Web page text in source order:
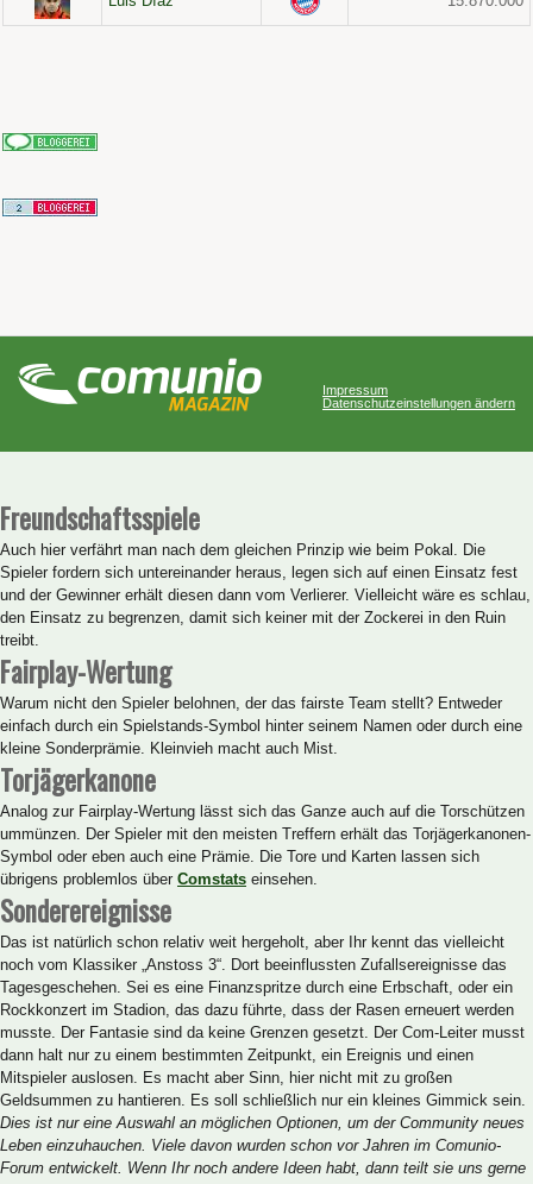
Impressum
Datenschutzeinstellungen ändern
Freundschaftsspiele
Auch hier verfährt man nach dem gleichen Prinzip wie beim Pokal. Die
Spieler fordern sich untereinander heraus, legen sich auf einen Einsatz fest
und der Gewinner erhält diesen dann vom Verlierer. Vielleicht wäre es schlau,
den Einsatz zu begrenzen, damit sich keiner mit der Zockerei in den Ruin
treibt.
Fairplay-Wertung
Warum nicht den Spieler belohnen, der das fairste Team stellt? Entweder
einfach durch ein Spielstands-Symbol hinter seinem Namen oder durch eine
kleine Sonderprämie. Kleinvieh macht auch Mist.
Torjägerkanone
Analog zur Fairplay-Wertung lässt sich das Ganze auch auf die Torschützen
ummünzen. Der Spieler mit den meisten Treffern erhält das Torjägerkanonen-
Symbol oder eben auch eine Prämie. Die Tore und Karten lassen sich
übrigens problemlos über Comstats einsehen.
Sonderereignisse
Das ist natürlich schon relativ weit hergeholt, aber Ihr kennt das vielleicht
noch vom Klassiker „Anstoss 3“. Dort beeinflussten Zufallsereignisse das
Tagesgeschehen. Sei es eine Finanzspritze durch eine Erbschaft, oder ein
Rockkonzert im Stadion, das dazu führte, dass der Rasen erneuert werden
musste. Der Fantasie sind da keine Grenzen gesetzt. Der Com-Leiter musst
dann halt nur zu einem bestimmten Zeitpunkt, ein Ereignis und einen
Mitspieler auslosen. Es macht aber Sinn, hier nicht mit zu großen
Geldsummen zu hantieren. Es soll schließlich nur ein kleines Gimmick sein.
Dies ist nur eine Auswahl an möglichen Optionen, um der Community neues
Leben einzuhauchen. Viele davon wurden schon vor Jahren im Comunio-
Forum entwickelt. Wenn Ihr noch andere Ideen habt, dann teilt sie uns gerne